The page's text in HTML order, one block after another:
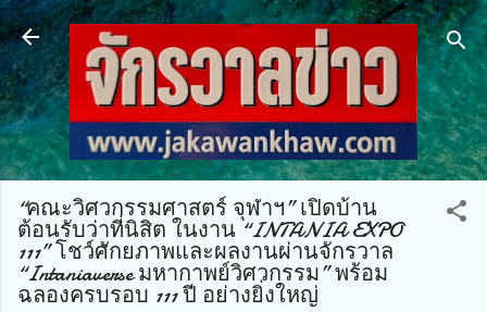
ข้ามไปที่เนื้อหาหลัก
“คณะวิศวกรรมศาสตร์ จุฬาฯ” เปิดบ้าน
ต้อนรับว่าที่นิสิต ในงาน “INTANIA EXPO
111” โชว์ศักยภาพและผลงานผ่านจักรวาล
“Intaniaverse มหากาพย์วิศวกรรม” พร้อม
ฉลองครบรอบ 111 ปี อย่างยิ่งใหญ่